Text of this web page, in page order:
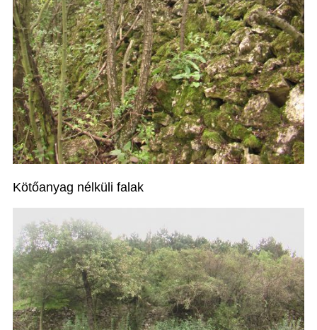
Kötőanyag nélküli falak